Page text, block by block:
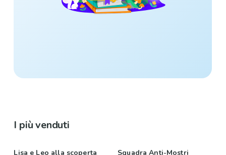
I più venduti
Lisa e Leo alla scoperta
Squadra Anti-Mostri